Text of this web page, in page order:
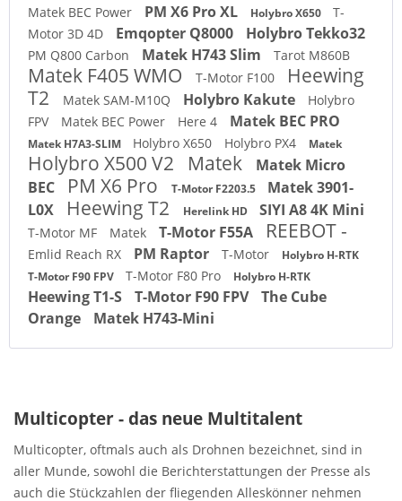
Matek BEC Power PM X6 Pro XL Holybro X650
T-
Motor 3D 4D
Emqopter Q8000 Holybro Tekko32
PM Q800 Carbon Matek H743 Slim Tarot M860B
Matek F405 WMO T-Motor F100
Heewing
T2
Matek SAM-M10Q Holybro Kakute
Holybro
FPV
Matek BEC Power Here 4 Matek BEC PRO
Matek H7A3-SLIM Holybro X650 Holybro PX4 Matek
Holybro X500 V2 Matek
Matek Micro
BEC
PM X6 Pro T-Motor F2203.5
Matek 3901-
L0X
Heewing T2 Herelink HD SIYI A8 4K Mini
T-Motor MF Matek T-Motor F55A REEBOT -
Emlid Reach RX PM Raptor T-Motor
Holybro H-RTK
T-Motor F90 FPV
T-Motor F80 Pro Holybro H-RTK
Heewing T1-S T-Motor F90 FPV The Cube
Orange
Matek H743-Mini
Multicopter - das neue Multitalent
Multicopter, oftmals auch als Drohnen bezeichnet, sind in
aller Munde, sowohl die Berichterstattungen der Presse als
auch die Stückzahlen der fliegenden Alleskönner nehmen